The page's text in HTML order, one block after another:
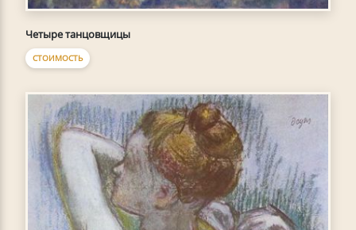
Четыре танцовщицы
СТОИМОСТЬ